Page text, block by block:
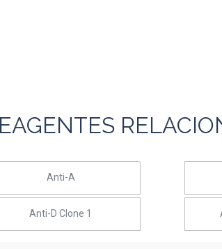
Anti-A
Anti-D Clone 1